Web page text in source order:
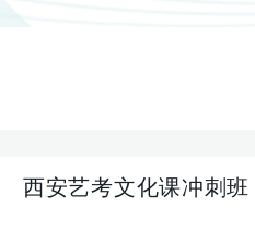
西安艺考文化课冲刺班